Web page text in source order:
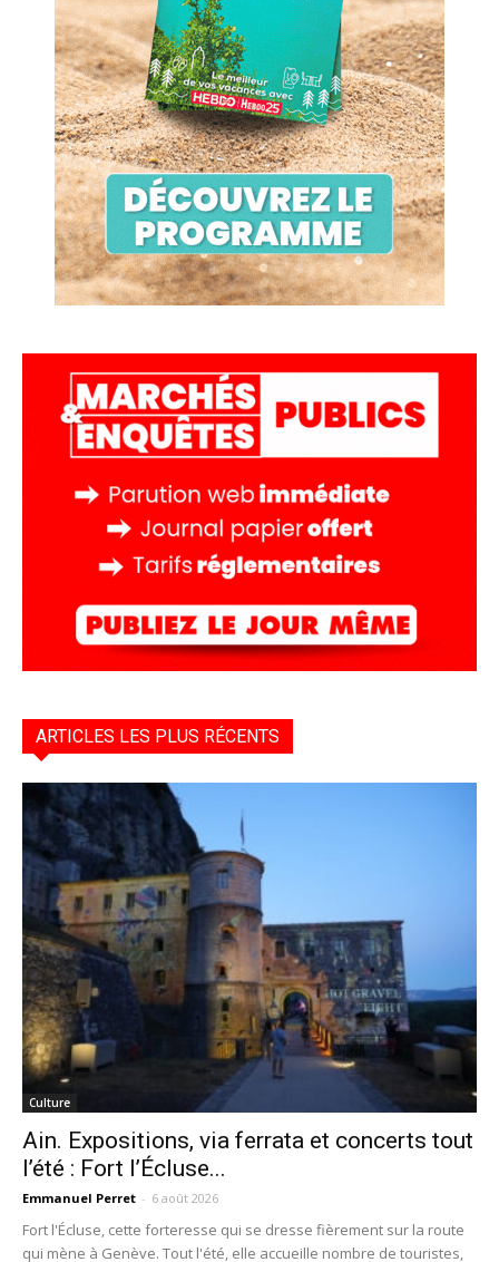
ARTICLES LES PLUS RÉCENTS
Culture
Ain. Expositions, via ferrata et concerts tout
l’été : Fort l’Écluse...
Emmanuel Perret - 6 août 2026
Fort l'Écluse, cette forteresse qui se dresse fièrement sur la route
qui mène à Genève. Tout l'été, elle accueille nombre de touristes,